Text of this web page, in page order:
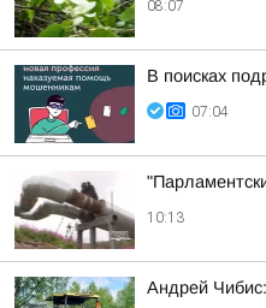
08:07
В поисках
07:04
10:13
Андрей